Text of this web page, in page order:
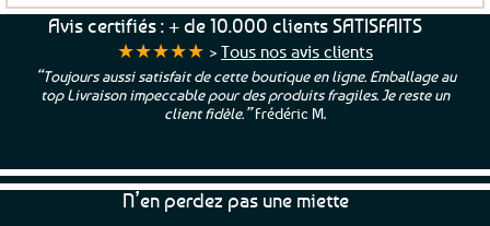
Avis certifiés : + de 10.000 clients SATISFAITS
★★★★★ > Tous nos avis clients
“Toujours aussi satisfait de cette boutique en ligne. Emballage au
top Livraison impeccable pour des produits fragiles. Je reste un
client fidèle.”Frédéric M.
N’en perdez pas une miette